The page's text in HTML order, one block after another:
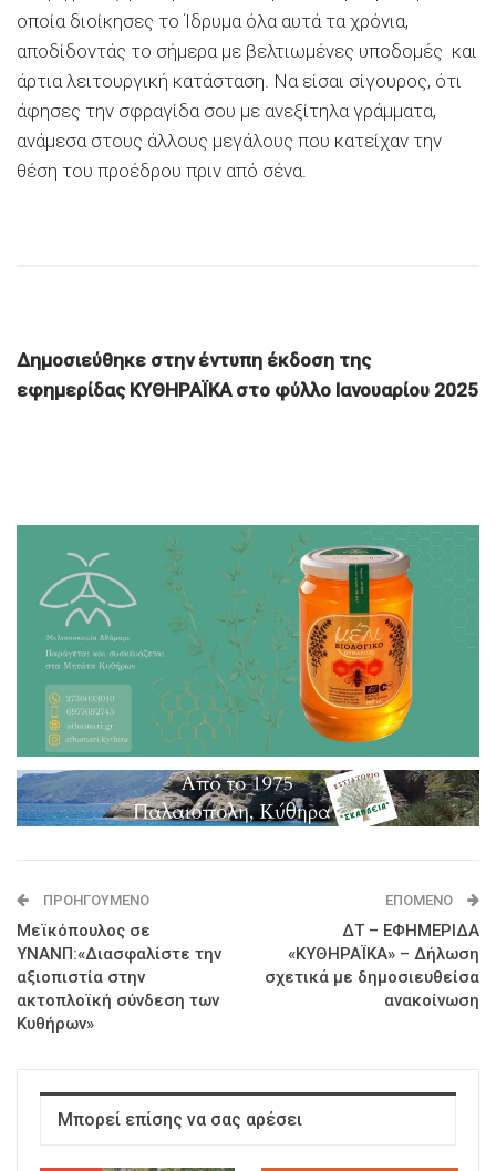
οποία διοίκησες το Ίδρυμα όλα αυτά τα χρόνια,
αποδίδοντάς το σήμερα με βελτιωμένες υποδομές και
άρτια λειτουργική κατάσταση. Να είσαι σίγουρος, ότι
άφησες την σφραγίδα σου με ανεξίτηλα γράμματα,
ανάμεσα στους άλλους μεγάλους που κατείχαν την
θέση του προέδρου πριν από σένα.
Δημοσιεύθηκε στην έντυπη έκδοση της
εφημερίδας ΚΥΘΗΡΑΪΚΑ στο φύλλο Ιανουαρίου 2025
ΠΡΟΗΓΟΎΜΕΝΟ
Μεϊκόπουλος σε
ΥΝΑΝΠ:«Διασφαλίστε την
αξιοπιστία στην
ακτοπλοϊκή σύνδεση των
Κυθήρων»
ΕΠΌΜΕΝΟ
ΔΤ – ΕΦΗΜΕΡΙΔΑ
«ΚΥΘΗΡΑΪΚΑ» – Δήλωση
σχετικά με δημοσιευθείσα
ανακοίνωση
Μπορεί επίσης να σας αρέσει